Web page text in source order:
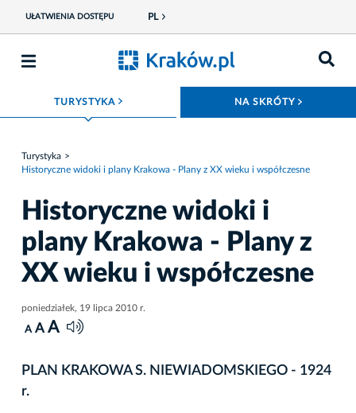
UŁATWIENIA DOSTĘPU PL
TURYSTYKA ROZWIŃ MENU NA SKRÓTY
Turystyka
Historyczne widoki i plany Krakowa - Plany z XX wieku i współczesne
Historyczne widoki i
plany Krakowa - Plany z
XX wieku i współczesne
poniedziałek, 19 lipca 2010 r.
A A A
PLAN KRAKOWA S. NIEWIADOMSKIEGO - 1924
r.